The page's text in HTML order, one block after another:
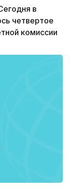
в
четвертое
комиссии